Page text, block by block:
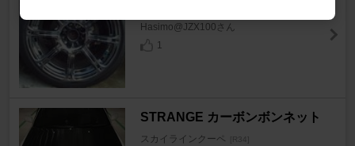
Hasimo@JZX100さん
1
STRANGE カーボンボンネット
スカイラインクーペ [R34]